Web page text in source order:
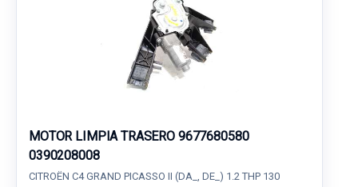
MOTOR LIMPIA TRASERO 9677680580
0390208008
CITROËN C4 GRAND PICASSO II (DA_, DE_) 1.2 THP 130